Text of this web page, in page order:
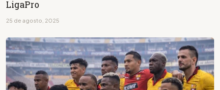
LigaPro
25 de agosto, 2025